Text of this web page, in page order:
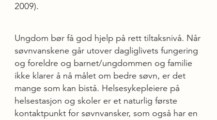
2009).
Ungdom bør få god hjelp på rett tiltaksnivå. Når
søvnvanskene går utover dagliglivets fungering
og foreldre og barnet/ungdommen og familie
ikke klarer å nå målet om bedre søvn, er det
mange som kan bistå. Helsesykepleiere på
helse­stasjon og skoler er et naturlig første
kontaktpunkt for søvnvansker, som også har en